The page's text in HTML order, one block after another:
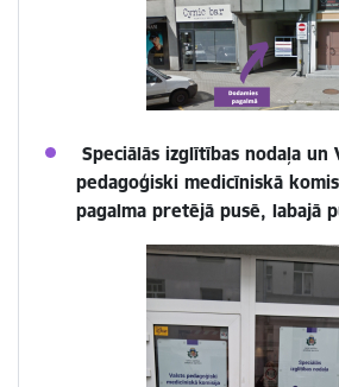
Speciālās izglītības nodaļa un
pedagoģiski medicīniskā
pagalma pretējā pusē, labajā